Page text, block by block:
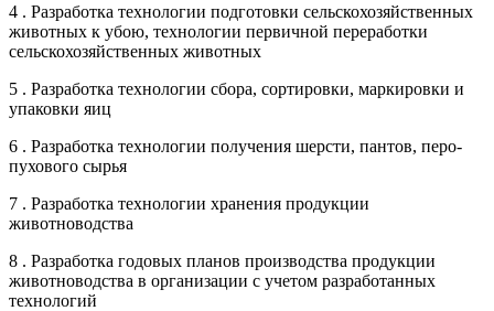
4 . Разработка технологии подготовки сельскохозяйственных
животных к убою, технологии первичной переработки
сельскохозяйственных животных
5 . Разработка технологии сбора, сортировки, маркировки и
упаковки яиц
6 . Разработка технологии получения шерсти, пантов, перо-
пухового сырья
7 . Разработка технологии хранения продукции
животноводства
8 . Разработка годовых планов производства продукции
животноводства в организации с учетом разработанных
технологий